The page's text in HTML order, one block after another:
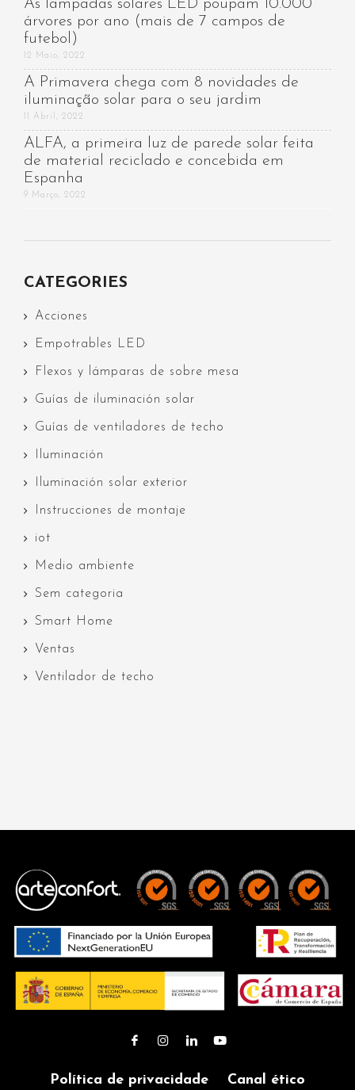
As lâmpadas solares LED poupam 10.000
árvores por ano (mais de 7 campos de
futebol)
12 Maio, 2022
A Primavera chega com 8 novidades de
iluminação solar para o seu jardim
11 Abril, 2022
ALFA, a primeira luz de parede solar feita
de material reciclado e concebida em
Espanha
9 Março, 2022
CATEGORIES
Acciones
Empotrables LED
Flexos y lámparas de sobre mesa
Guías de iluminación solar
Guías de ventiladores de techo
Iluminación
Iluminación solar exterior
Instrucciones de montaje
iot
Medio ambiente
Sem categoria
Smart Home
Ventas
Ventilador de techo
Política de privacidade Canal ético